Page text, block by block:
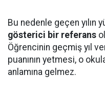
Bu nedenle geçen yılın
gösterici bir referans
Öğrencinin geçmiş yıl
puanının yetmesi, o
anlamına gelmez.